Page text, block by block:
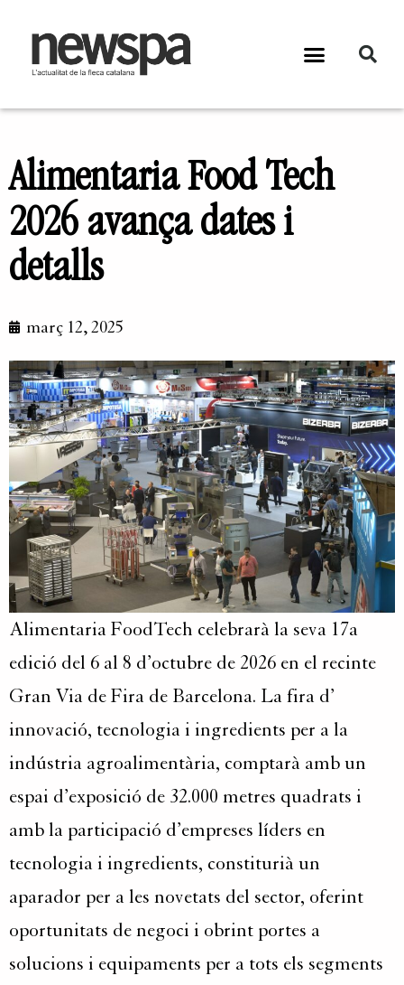
Alimentaria Food Tech
2026 avança dates i
detalls
març 12, 2025
Alimentaria FoodTech celebrarà la seva 17a
edició del 6 al 8 d’octubre de 2026 en el recinte
Gran Via de Fira de Barcelona. La fira d’
innovació, tecnologia i ingredients per a la
indústria agroalimentària, comptarà amb un
espai d’exposició de 32.000 metres quadrats i
amb la participació d’empreses líders en
tecnologia i ingredients, constiturià un
aparador per a les novetats del sector, oferint
oportunitats de negoci i obrint portes a
solucions i equipaments per a tots els segments